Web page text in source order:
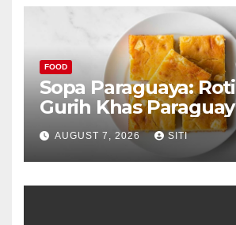
FOOD
Sopa Paraguaya:
Gurih Khas
Unik
AUGUST 7, 2026 SITI